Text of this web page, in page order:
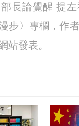
長論覺醒 提
步〉專欄，作
站發表。